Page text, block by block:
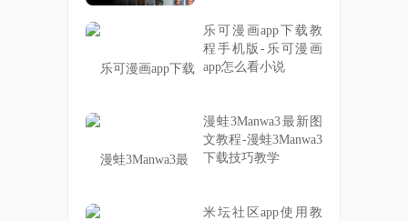
乐可漫画app下载教
程手机版-乐可漫画
app怎么看小说
漫蛙3Manwa3最新图
文教程-漫蛙3Manwa3
下载技巧教学
米坛社区app使用教